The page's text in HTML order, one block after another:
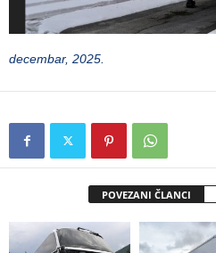
decembar, 2025.
POVEZANI ČLANCI